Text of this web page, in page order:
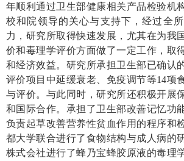
年顺利通过卫生部健康相关产品检验机
校和院领导的关心与支持下，经过全
力，研究所取得快速发展，尤其在为我
价和毒理学评价方面做了一定工作，取
和经济效益。研究所承担卫生部已确认
评价项目中延缓衰老、免疫调节等14项
与评价。与此同时，研究所还积极开展
和国际合作。承担了卫生部改善记忆功
负责起草改善营养性贫血作用的程序和
都大学联合进行了食物结构与成人病的
株式会社进行了蜂乃宝蜂胶原液的毒理